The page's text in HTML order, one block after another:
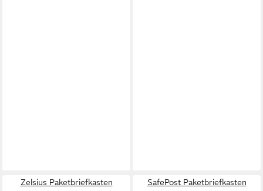
Zelsius Paketbriefkasten
SafePost Paketbriefkasten